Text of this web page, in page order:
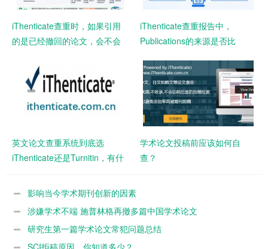
iThenticate查重时，如果引用
的是已经撤回的论文，会不会
iThenticate查重报告中，
Publications的来源是否比
英文论文查重系统到底选
iThenticate还是Turnitin，有什
学术论文投稿前应该如何自
查？
影响当今学术期刊创新的因素
涉嫌学术不端 施普林格再撤多篇中国学术论文
研究生第一篇学术论文常犯问题总结
SCI拒稿原因，你知道多少？